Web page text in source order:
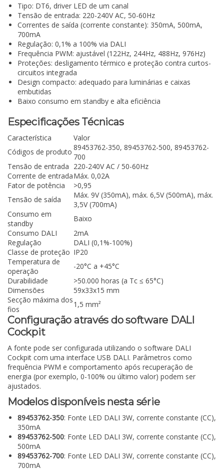
Tipo: DT6, driver LED de um canal
Tensão de entrada: 220-240V AC, 50-60Hz
Correntes de saída (corrente constante): 350mA, 500mA,
700mA
Regulação: 0,1% a 100% via DALI
Frequência PWM: ajustável (122Hz, 244Hz, 488Hz, 976Hz)
Proteções: desligamento térmico e proteção contra curtos-
circuitos integrada
Design compacto: adequado para luminárias e caixas
embutidas
Baixo consumo em standby e alta eficiência
Especificações Técnicas
Característica
Valor
Códigos de produto 89453762-350, 89453762-500, 89453762-
700
Tensão de entrada 220-240V AC / 50-60Hz
Corrente de entradaMáx. 0,02A
Fator de potência
>0,95
Tensão de saída
Máx. 9V (350mA), máx. 6,5V (500mA), máx.
3,5V (700mA)
Consumo em
standby
Baixo
Consumo DALI
2mA
Regulação
DALI (0,1%-100%)
Classe de proteção IP20
Temperatura de
operação
-20°C a +45°C
Durabilidade
>50.000 horas (a Tc ≤ 65°C)
Dimensões
59x33x15 mm
Secção máxima dos
fios
1,5 mm²
Configuração através do software DALI
Cockpit
A fonte pode ser configurada utilizando o software DALI
Cockpit com uma interface USB DALI. Parâmetros como
frequência PWM e comportamento após recuperação de
energia (por exemplo, 0-100% ou último valor) podem ser
ajustados.
Modelos disponíveis nesta série
89453762-350: Fonte LED DALI 3W, corrente constante (CC),
350mA
89453762-500: Fonte LED DALI 3W, corrente constante (CC),
500mA
89453762-700: Fonte LED DALI 3W, corrente constante (CC),
700mA